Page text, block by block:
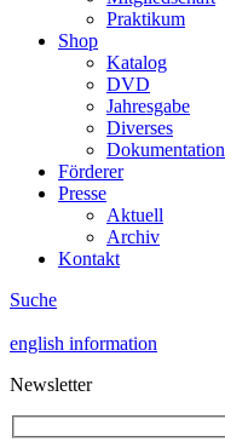
Praktikum
Shop
Katalog
DVD
Jahresgabe
Diverses
Dokumentation
Förderer
Presse
Aktuell
Archiv
Kontakt
Suche
english information
Newsletter